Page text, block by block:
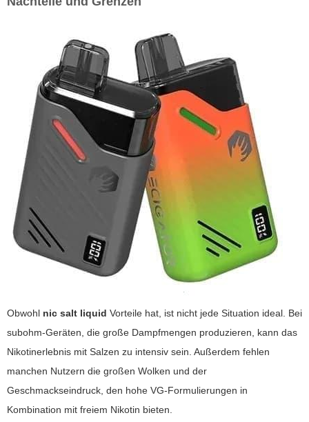
Obwohl nic salt liquid Vorteile hat, ist nicht jede Situation ideal. Bei
subohm-Geräten, die große Dampfmengen produzieren, kann das
Nikotinerlebnis mit Salzen zu intensiv sein. Außerdem fehlen
manchen Nutzern die großen Wolken und der
Geschmackseindruck, den hohe VG-Formulierungen in
Kombination mit freiem Nikotin bieten.